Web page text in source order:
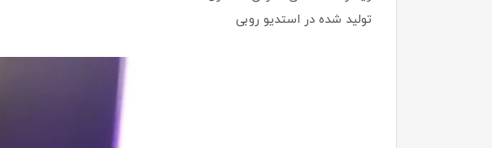
تولید شده در استدیو روبی